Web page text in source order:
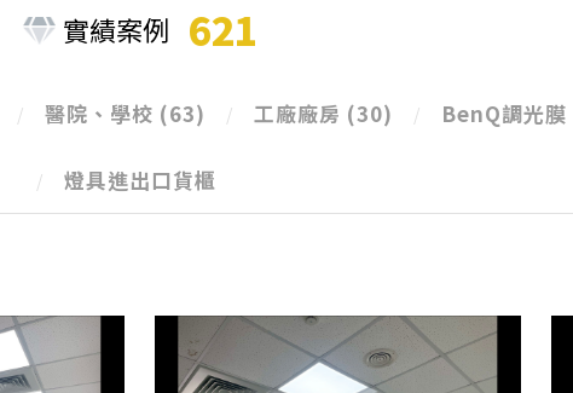
實績案例 621
醫院、學校 (63) 工廠廠房 (30) BenQ調光膜
燈具進出口貨櫃